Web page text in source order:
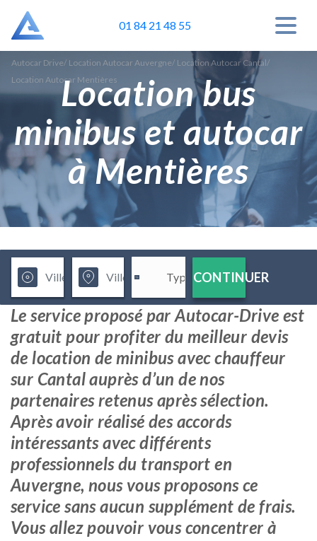
01 84 21 48 55
Autocar Drive/ Location Autocar Auvergne/ Location Autocar Cantal/
Location Autocar Mentières
Location bus
minibus et autocar
à Mentières
CONTINUER
Le service proposé par Autocar-Drive est
gratuit pour profiter du meilleur devis
de location de minibus avec chauffeur
sur Cantal auprès d’un de nos
partenaires retenus après sélection.
Après avoir réalisé des accords
intéressants avec différents
professionnels du transport en
Auvergne, nous vous proposons ce
service sans aucun supplément de frais.
Vous allez pouvoir vous concentrer à